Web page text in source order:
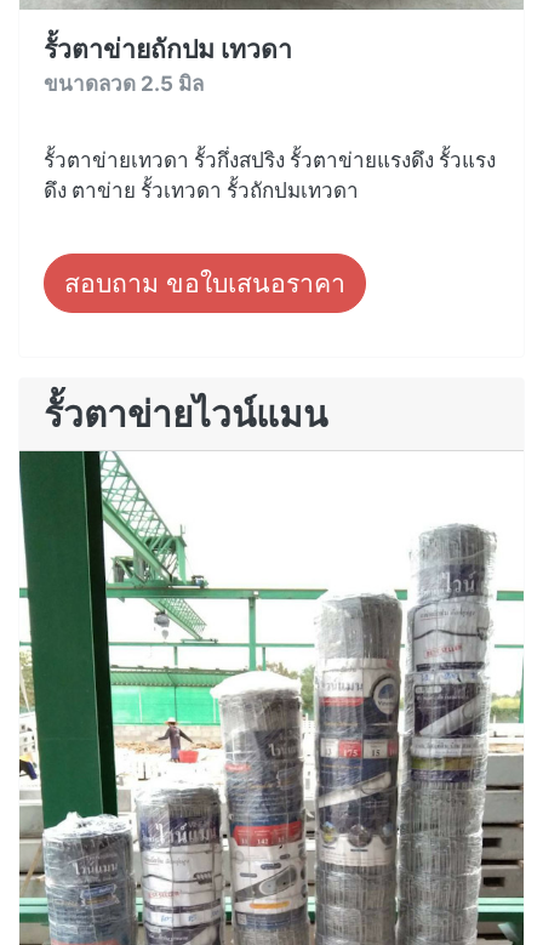
รั้วตาข่ายถักปม เทวดา
ขนาดลวด 2.5 มิล
รั้วตาข่ายเทวดา รั้วกึ่งสปริง รั้วตาข่ายแรงดึง รั้วแรง
ดึง ตาข่าย รั้วเทวดา รั้วถักปมเทวดา
สอบถาม ขอใบเสนอราคา
รั้วตาข่ายไวน์แมน